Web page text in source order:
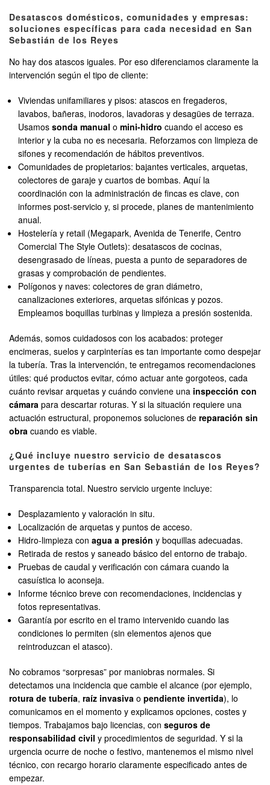
Desatascos domésticos, comunidades y empresas:
soluciones específicas para cada necesidad en San
Sebastián de los Reyes
No hay dos atascos iguales. Por eso diferenciamos claramente la
intervención según el tipo de cliente:
Viviendas unifamiliares y pisos: atascos en fregaderos,
lavabos, bañeras, inodoros, lavadoras y desagües de terraza.
Usamossonda manual omini-hidro cuando el acceso es
interior y la cuba no es necesaria. Reforzamos con limpieza de
sifones y recomendación de hábitos preventivos.
Comunidades de propietarios: bajantes verticales, arquetas,
colectores de garaje y cuartos de bombas. Aquí la
coordinación con la administración de fincas es clave, con
informes post-servicio y, si procede, planes de mantenimiento
anual.
Hostelería y retail (Megapark, Avenida de Tenerife, Centro
Comercial The Style Outlets): desatascos de cocinas,
desengrasado de líneas, puesta a punto de separadores de
grasas y comprobación de pendientes.
Polígonos y naves: colectores de gran diámetro,
canalizaciones exteriores, arquetas sifónicas y pozos.
Empleamos boquillas turbinas y limpieza a presión sostenida.
Además, somos cuidadosos con los acabados: proteger
encimeras, suelos y carpinterías es tan importante como despejar
la tubería. Tras la intervención, te entregamos recomendaciones
útiles: qué productos evitar, cómo actuar ante gorgoteos, cada
cuánto revisar arquetas y cuándo conviene una inspección con
cámara para descartar roturas. Y si la situación requiere una
actuación estructural, proponemos soluciones de reparación sin
obra cuando es viable.
¿Qué incluye nuestro servicio de desatascos
urgentes de tuberías en San Sebastián de los Reyes?
Transparencia total. Nuestro servicio urgente incluye:
Desplazamiento y valoración in situ.
Localización de arquetas y puntos de acceso.
Hidro-limpieza conagua a presión y boquillas adecuadas.
Retirada de restos y saneado básico del entorno de trabajo.
Pruebas de caudal y verificación con cámara cuando la
casuística lo aconseja.
Informe técnico breve con recomendaciones, incidencias y
fotos representativas.
Garantía por escrito en el tramo intervenido cuando las
condiciones lo permiten (sin elementos ajenos que
reintroduzcan el atasco).
No cobramos “sorpresas” por maniobras normales. Si
detectamos una incidencia que cambie el alcance (por ejemplo,
rotura de tubería, raíz invasiva o pendiente invertida), lo
comunicamos en el momento y explicamos opciones, costes y
tiempos. Trabajamos bajo licencias, con seguros de
responsabilidad civil y procedimientos de seguridad. Y si la
urgencia ocurre de noche o festivo, mantenemos el mismo nivel
técnico, con recargo horario claramente especificado antes de
empezar.